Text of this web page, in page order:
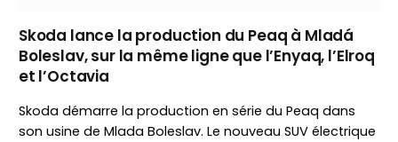
Skoda lance la production du Peaq à Mladá
Boleslav, sur la même ligne que l’Enyaq, l’Elroq
et l’Octavia
Skoda démarre la production en série du Peaq dans
son usine de Mlada Boleslav. Le nouveau SUV électrique